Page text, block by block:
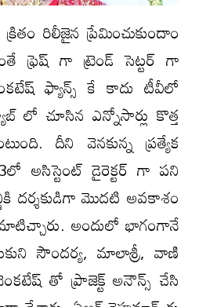
రిలీజైన ప్రేమించుకుందాం
ఫ్రెష్ గా ట్రెండ్ సెట్టర్ గా
ఫ్యాన్స్ కే కాదు టీవీలో
లో చూసిన ఎన్నోసార్లు కొత్త
దీని వెనకున్న ప్రత్యేక
అసిస్టెంట్ డైరెక్టర్ గా పని
దర్శకుడిగా మొదటి అవకాశం
మాటిచ్చారు. అందులో భాగంగానే
సౌందర్య, మాలాశ్రీ, వాణి
తో ప్రాజెక్ట్ అనౌన్స్ చేసి